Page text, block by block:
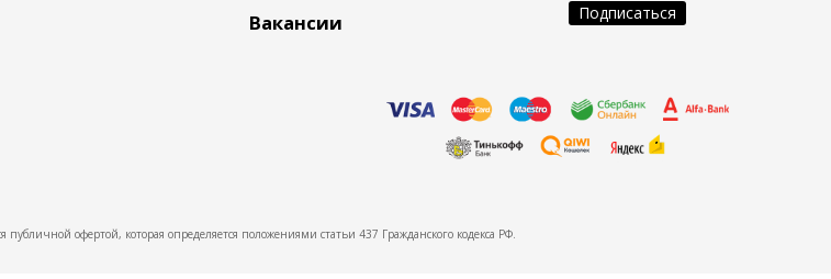
Вакансии
офертой, которая определяется положениями статьи 437 Гражданского кодекса РФ.